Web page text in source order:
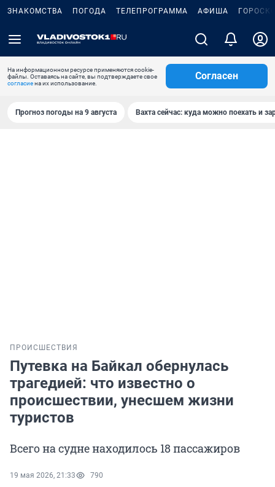
ЗНАКОМСТВА ПОГОДА ТЕЛЕПРОГРАММА АФИША
На информационном ресурсе применяются cookie-
файлы. Оставаясь на сайте, вы подтверждаете свое
согласиена их использование.
Согласен
Прогноз погоды на 9 августа Вахта сейчас: куда можно поехать и
ПРОИСШЕСТВИЯ
Путевка на Байкал обернулась
трагедией: что известно о
происшествии, унесшем жизни
туристов
Всего на судне находилось 18 пассажиров
19 мая 2026, 21:33 790